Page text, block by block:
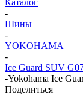
Каталог
-
Шины
-
YOKOHAMA
-
Ice Guard SUV
-Yokohama Ice
Поделиться